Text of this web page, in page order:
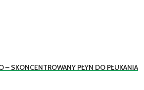
– SKONCENTROWANY PŁYN DO PŁUKANIA